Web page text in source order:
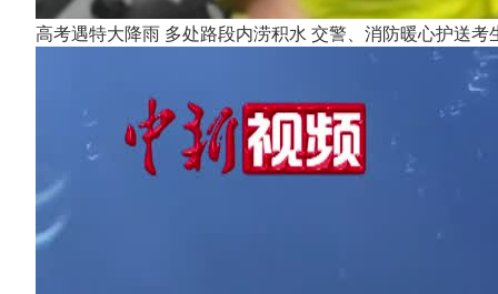
高考遇特大降雨 多处路段内涝积水 交警、消防暖心护送考